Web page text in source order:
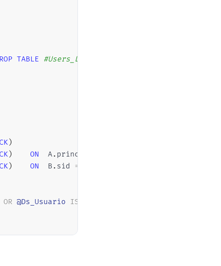
TABLE #Users_Logins
)
) ON
	A
. principal_id
) ON
	B
. sid =
OR @Ds_Usuario IS